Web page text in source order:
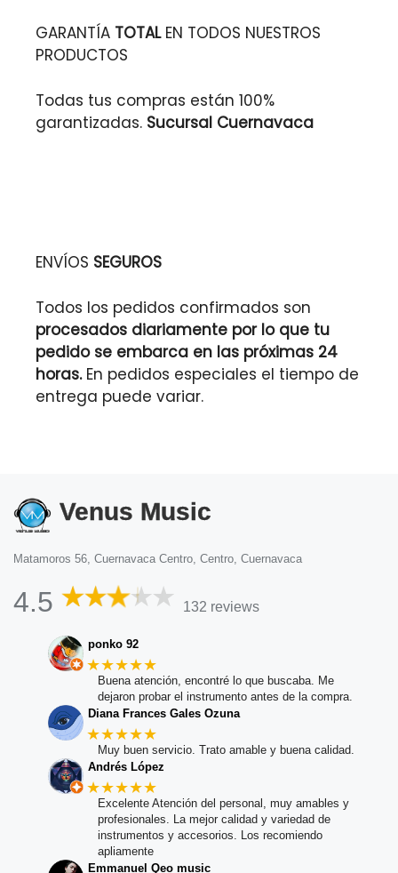
GARANTÍA TOTALEN TODOS NUESTROS
PRODUCTOS
Todas tus compras están 100%
garantizadas. Sucursal Cuernavaca
ENVÍOS SEGUROS
Todos los pedidos confirmados son
procesados diariamente por lo que tu
pedido se embarca en las próximas 24
horas.En pedidos especiales el tiempo de
entrega puede variar.
Venus Music
Matamoros 56, Cuernavaca Centro, Centro, Cuernavaca
4.5 132 reviews
ponko 92
★★★★★
Buena atención, encontré lo que buscaba. Me
dejaron probar el instrumento antes de la compra.
Diana Frances Gales Ozuna
★★★★★
Muy buen servicio. Trato amable y buena calidad.
Andrés López
★★★★★
Excelente Atención del personal, muy amables y
profesionales. La mejor calidad y variedad de
instrumentos y accesorios. Los recomiendo
apliamente
Emmanuel Qeo music